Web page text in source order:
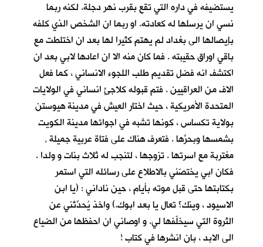
يستضيفه في داره التي تقع بقرب نهر دجلة. لكنه ربما
نسي ان يرسلها له كعادته. او ربما ان الشخص الذي كلفه
بإيصالها الى بغداد لم يهتم كثيرا لها بعد ان اختلطت مع
باقي اوراق حقيبته . فما كان منه الا ان اعادها لابي بعد ان
اكتشف انه فضل تقديم طلب اللجوء الانساني ، كما فعل
الاف من العراقيين . فتم قبوله كلاجئٍ انساني في الولايات
المتحدة الأمريكية ، حيث اختار العيش في مدينة هيوستن
بولاية تكساس ، كونها تشبه في اجوائها مدينة الكويت
بشمسها وبحرِّها . فتعرف هناك على فتاة عربية جميلة ,
مغتربة مع اسرتها . تزوجها ، لتنجب له ثلاث بنات و ولدا .
فكان ابي يختصّني بالاطلاع على رسائله التي استمر
بكتابتها حتى قبل موته بأيام ، حين ناداني : (يا ابن
الاسيود ، وينك؟ تعال يا بعد ابوك.) واخذ يُحدِّثني عن
الثروة التي سيخلّفها لي. و اوصاني ان احفظها من الضياع
الى الابد ، بان انشرها في كتاب !